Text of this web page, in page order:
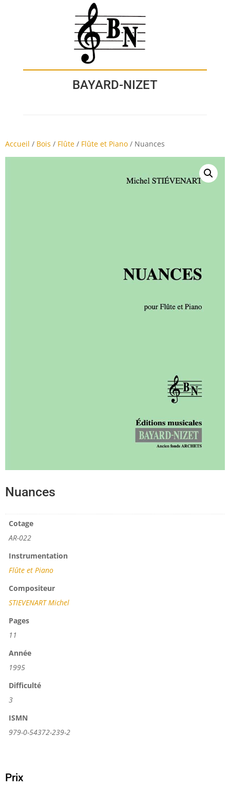
BAYARD-NIZET
Accueil / Bois / Flûte / Flûte et Piano / Nuances
Nuances
Cotage
AR-022
Instrumentation
Flûte et Piano
Compositeur
STIEVENART Michel
Pages
11
Année
1995
Difficulté
3
ISMN
979-0-54372-239-2
Prix